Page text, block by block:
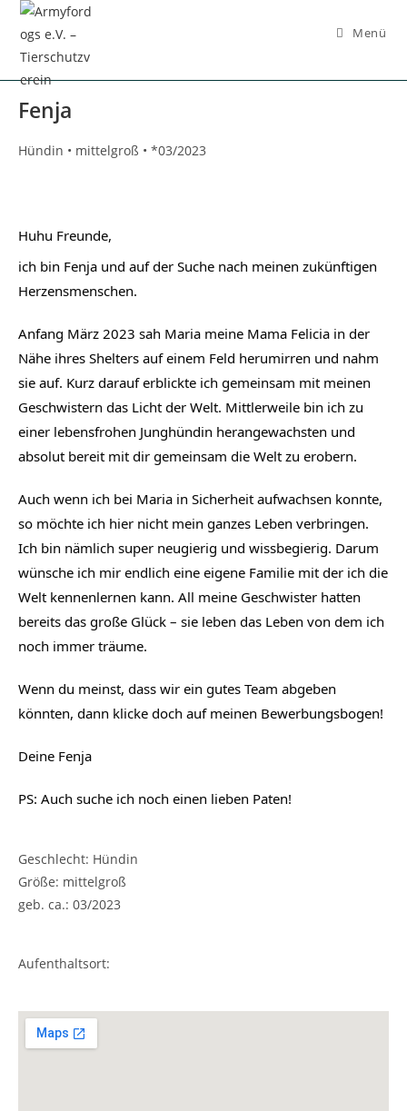
Menü
Fenja
Hündin • mittelgroß • *03/2023
Huhu Freunde,
ich bin Fenja und auf der Suche nach meinen zukünftigen
Herzensmenschen.
Anfang März 2023 sah Maria meine Mama Felicia in der
Nähe ihres Shelters auf einem Feld herumirren und nahm
sie auf. Kurz darauf erblickte ich gemeinsam mit meinen
Geschwistern das Licht der Welt. Mittlerweile bin ich zu
einer lebensfrohen Junghündin herangewachsten und
absolut bereit mit dir gemeinsam die Welt zu erobern.
Auch wenn ich bei Maria in Sicherheit aufwachsen konnte,
so möchte ich hier nicht mein ganzes Leben verbringen.
Ich bin nämlich super neugierig und wissbegierig. Darum
wünsche ich mir endlich eine eigene Familie mit der ich die
Welt kennenlernen kann. All meine Geschwister hatten
bereits das große Glück – sie leben das Leben von dem ich
noch immer träume.
Wenn du meinst, dass wir ein gutes Team abgeben
könnten, dann klicke doch auf meinen Bewerbungsbogen!
Deine Fenja
PS: Auch suche ich noch einen lieben Paten!
Geschlecht: Hündin
Größe: mittelgroß
geb. ca.: 03/2023
Aufenthaltsort: